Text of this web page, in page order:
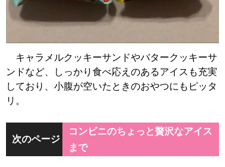
キャラメルクッキーサンドやバタークッキーサ
ンドなど、しっかり食べ応えのあるアイスも充実
しており、小腹が空いたときのおやつにもピッタ
リ。
次のページ
コンビニのちょっと贅沢なアイス
まで